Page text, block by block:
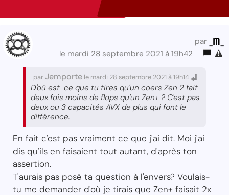
par _m_
le mardi 28 septembre 2021 à 19h42
parJemporte le mardi 28 septembre 2021 à 19h14
D'où est-ce que tu tires qu'un coers Zen 2 fait
deux fois moins de flops qu'un Zen+ ? C'est pas
deux ou 3 capacités AVX de plus qui font le
différence.
En fait c'est pas vraiment ce que j'ai dit. Moi j'ai
dis qu'ils en faisaient tout autant, d'après ton
assertion.
T'aurais pas posé ta question à l'envers? Voulais-
tu me demander d'où je tirais que Zen+ faisait 2x